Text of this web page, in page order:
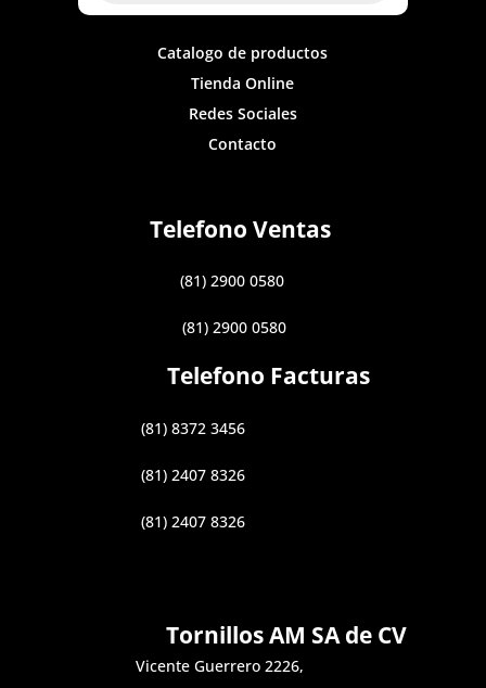
Catalogo de productos
Tienda Online
Redes Sociales
Contacto
Telefono Ventas
(81) 2900 0580
(81) 2900 0580
Telefono Facturas
(81) 8372 3456
(81) 2407 8326
(81) 2407 8326
Tornillos AM SA de CV
Vicente Guerrero 2226,